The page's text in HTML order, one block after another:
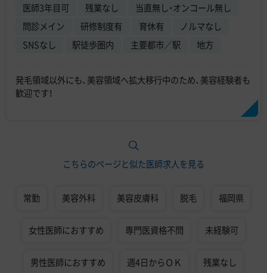
医師3年目可
残業なし
当直無し・オンコール無し
問診メイン
研修制度有 育休有
ノルマなし
SNSなし
駅徒歩圏内 主要都市／駅 地方
発毛領域以外にも、美容領域へ拡大移行中のため、美容経験者も
歓迎です！
こちらのページと似た医師求人を見る
常勤 美容外科 美容皮膚科 脱毛 福岡県
女性医師におすすめ 専門医資格不問 未経験可
男性医師におすすめ 週4日からＯＫ 残業なし